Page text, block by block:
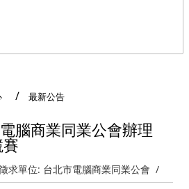
最新公告
腦商業同業公會辦理
賽
求單位: 台北市電腦商業同業公會 /